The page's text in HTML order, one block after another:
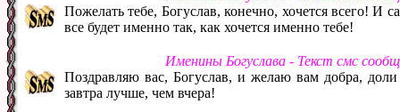
Пожелать тебе, Богуслав, конечно, хочется всего! И
все будет именно так, как хочется именно тебе!
Именины Богуслава - Текст смс
Поздравляю вас, Богуслав, и желаю вам добра,
завтра лучше, чем вчера!